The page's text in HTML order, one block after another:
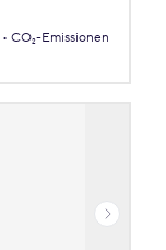
CO₂-Emissionen